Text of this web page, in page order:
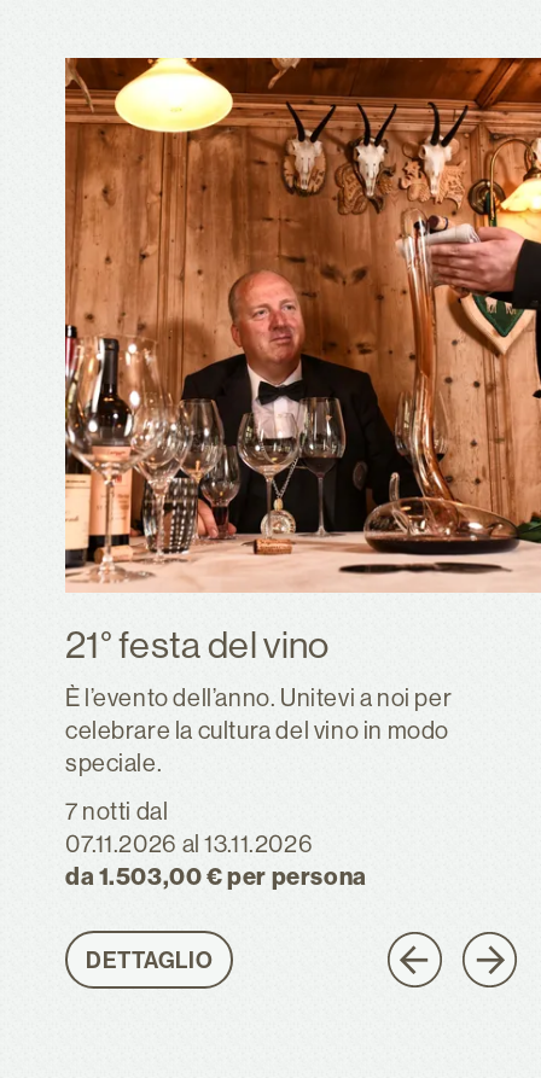
21° festa del vino
È l’evento dell’anno. Unitevi a noi per
celebrare la cultura del vino in modo
speciale.
7 notti dal
07.11.2026 al 13.11.2026
da 1.503,00 € per persona
DETTAGLIO